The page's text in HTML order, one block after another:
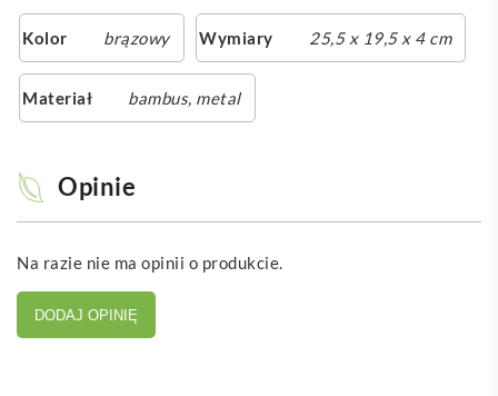
Kolor brązowy Wymiary 25,5 x 19,5 x 4 cm
Materiał bambus, metal
Opinie
Na razie nie ma opinii o produkcie.
DODAJ OPINIĘ